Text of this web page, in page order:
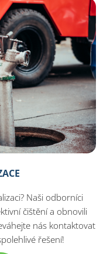
Naši odborníci
čištění a obnovili
nás kontaktovat
řešení!